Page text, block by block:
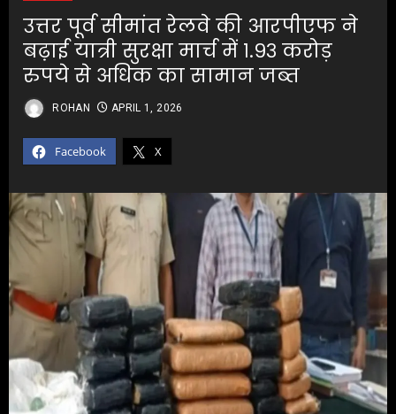
उत्तर पूर्व सीमांत रेलवे की आरपीएफ ने
बढ़ाई यात्री सुरक्षा मार्च में १.९३ करोड़
रुपये से अधिक का सामान जब्त
Facebook X
ROHAN APRIL 1, 2026